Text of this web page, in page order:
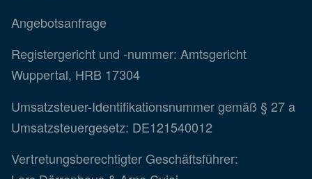
Angebotsanfrage
Registergericht und -nummer: Amtsgericht
Wuppertal, HRB 17304
Umsatzsteuer-Identifikationsnummer gemäß § 27 a
Umsatzsteuergesetz: DE121540012
Vertretungsberechtigter Geschäftsführer: